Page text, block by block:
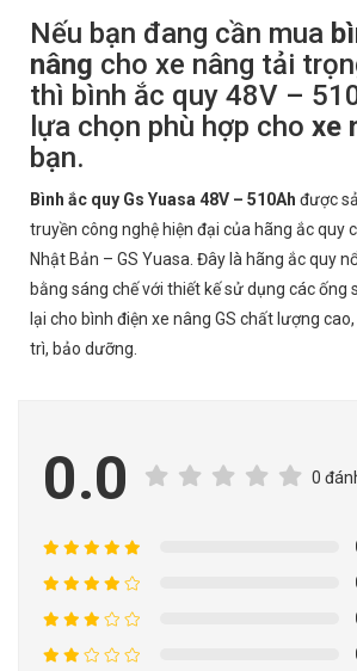
Nếu bạn đang cần mua
nâng cho xe nâng tải
thì bình ắc quy 48V –
lựa chọn phù hợp cho xe
bạn.
Bình ắc quy Gs Yuasa 48V – 510Ah được
truyền công nghệ hiện đại của hãng ắc quy
Nhật Bản – GS Yuasa. Đây là hãng ắc quy
bằng sáng chế với thiết kế sử dụng các ống
lại cho bình điện xe nâng GS chất lượng
trì, bảo dưỡng.
0.0 0